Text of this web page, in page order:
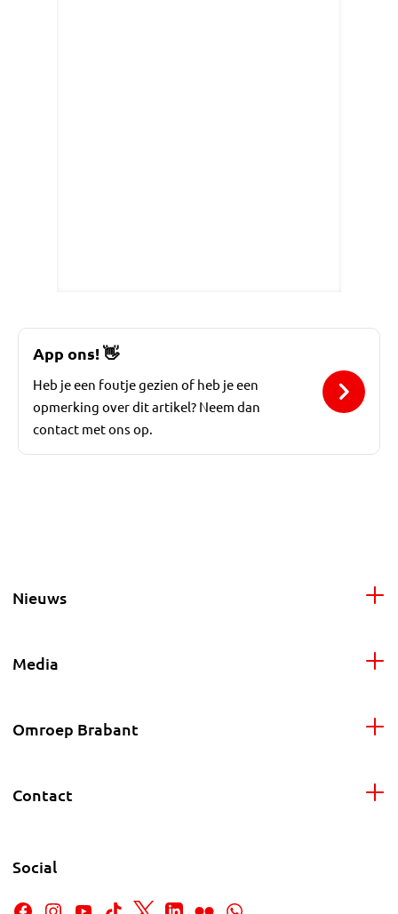
App ons!👋
Heb je een foutje gezien of heb je een
opmerking over dit artikel? Neem dan
contact met ons op.
Nieuws
Media
Omroep Brabant
Contact
Social